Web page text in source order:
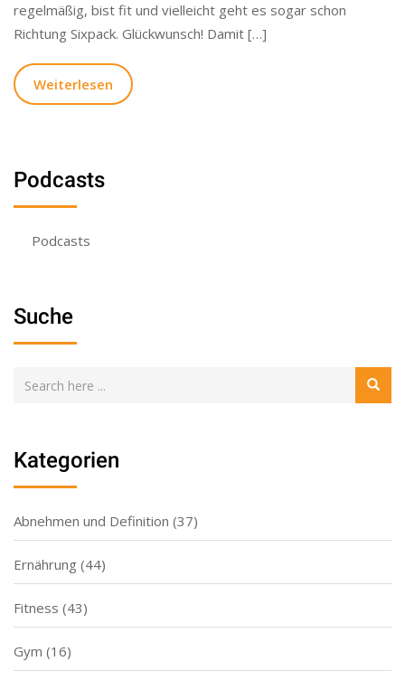
regelmäßig, bist fit und vielleicht geht es sogar schon
Richtung Sixpack. Glückwunsch! Damit […]
Weiterlesen
Podcasts
Podcasts
Suche
Kategorien
Abnehmen und Definition (37)
Ernährung (44)
Fitness (43)
Gym (16)